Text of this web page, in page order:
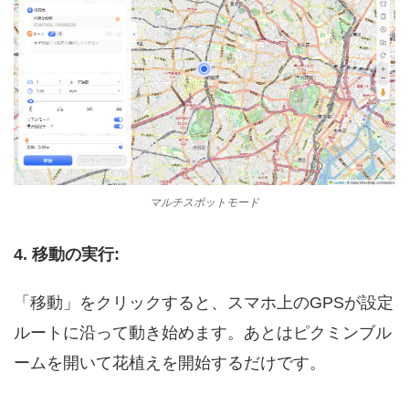
マルチスポットモード
4. 移動の実行:
「移動」をクリックすると、スマホ上のGPSが設定
ルートに沿って動き始めます。あとはピクミンブル
ームを開いて花植えを開始するだけです。